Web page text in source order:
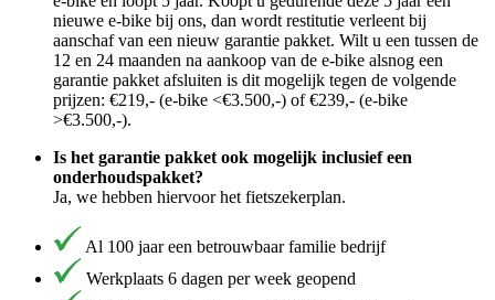
nieuwe e-bike bij ons, dan wordt restitutie verleent bij
aanschaf van een nieuw garantie pakket. Wilt u een tussen de
12 en 24 maanden na aankoop van de e-bike alsnog een
garantie pakket afsluiten is dit mogelijk tegen de volgende
prijzen: €219,- (e-bike <€3.500,-) of €239,- (e-bike
>€3.500,-).
Is het garantie pakket ook mogelijk inclusief een
onderhoudspakket?
Ja, we hebben hiervoor het fietszekerplan.
Al 100 jaar een betrouwbaar familie bedrijf
Werkplaats 6 dagen per week geopend